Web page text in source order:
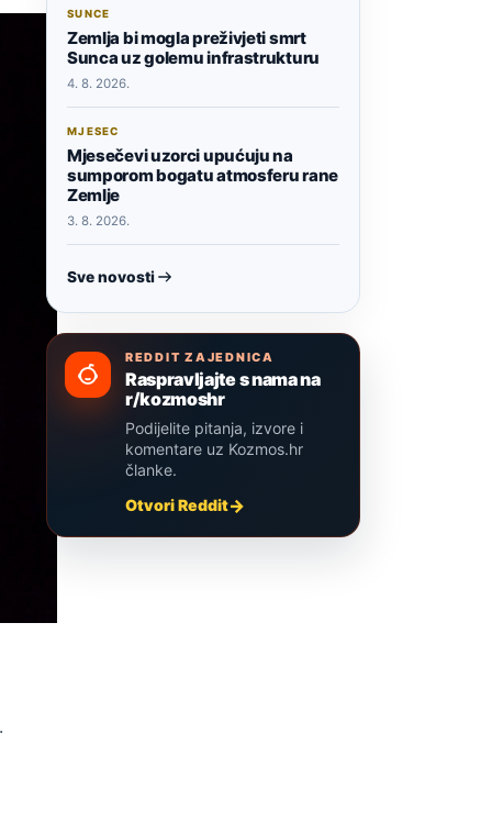
SUNCE
Zemlja bi mogla preživjeti smrt
Sunca uz golemu infrastrukturu
4. 8. 2026.
MJESEC
Mjesečevi uzorci upućuju na
sumporom bogatu atmosferu rane
Zemlje
3. 8. 2026.
Sve novosti
REDDIT ZAJEDNICA
Raspravljajte s nama na
r/kozmoshr
Podijelite pitanja, izvore i
komentare uz Kozmos.hr
članke.
Otvori Reddit